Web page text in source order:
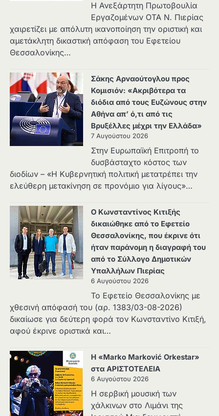
Η Ανεξάρτητη Πρωτοβουλία
Εργαζομένων ΟΤΑ Ν. Πιερίας
χαιρετίζει με απόλυτη ικανοποίηση την οριστική και
αμετάκλητη δικαστική απόφαση του Εφετείου
Θεσσαλονίκης…
Σάκης Αρναούτογλου προς
Κομισιόν: «Ακριβότερα τα
διόδια από τους Ευζώνους στην
Αθήνα απ’ ό,τι από τις
Βρυξέλλες μέχρι την Ελλάδα»
7 Αυγούστου 2026
Στην Ευρωπαϊκή Επιτροπή το
δυσβάσταχτο κόστος των
διοδίων – «Η Κυβερνητική πολιτική μετατρέπει την
ελεύθερη μετακίνηση σε προνόμιο για λίγους»…
Ο Κωνσταντίνος Κιτιξής
δικαιώθηκε από το Εφετείο
Θεσσαλονίκης, που έκρινε ότι
ήταν παράνομη η διαγραφή του
από το Σύλλογο Δημοτικών
Υπαλλήλων Πιερίας
6 Αυγούστου 2026
Το Εφετείο Θεσσαλονίκης με
χθεσινή απόφασή του (αρ. 1383/03-08-2026)
δικαίωσε για δεύτερη φορά τον Κωνσταντίνο Κιτιξή,
αφού έκρινε οριστικά και…
Η «Marko Marković Orkestar»
στα ΑΡΙΣΤΟΤΕΛΕΙΑ
6 Αυγούστου 2026
Η σερβική μουσική των
χάλκινων στο Λιμάνι της